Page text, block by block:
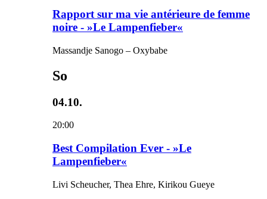
Rapport sur ma vie antérieure de femme
noire - »Le Lampenfieber«
Massandje Sanogo – Oxybabe
So
04.10.
20:00
Best Compilation Ever - »Le
Lampenfieber«
Livi Scheucher, Thea Ehre, Kirikou Gueye